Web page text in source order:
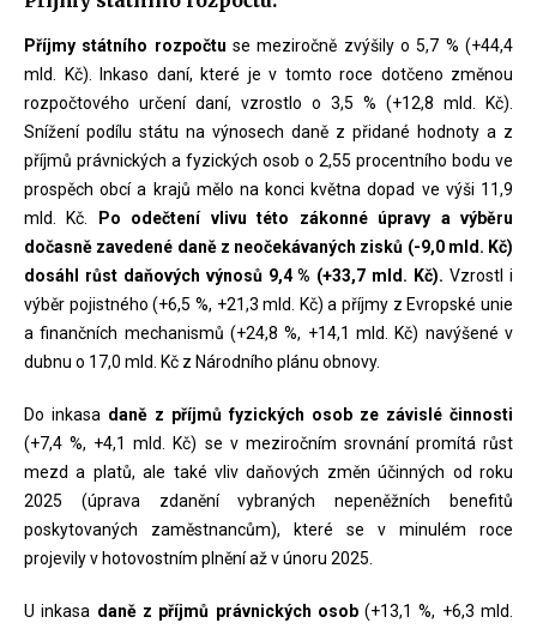
Příjmy státního rozpočtu se meziročně zvýšily o 5,7 % (+44,4
mld. Kč). Inkaso daní, které je v tomto roce dotčeno změnou
rozpočtového určení daní, vzrostlo o 3,5 % (+12,8 mld. Kč).
Snížení podílu státu na výnosech daně z přidané hodnoty a z
příjmů právnických a fyzických osob o 2,55 procentního bodu ve
prospěch obcí a krajů mělo na konci května dopad ve výši 11,9
mld. Kč.
Po odečtení vlivu této zákonné úpravy a výběru
dočasně zavedené daně z neočekávaných zisků (-9,0 mld. Kč)
dosáhl růst daňových výnosů 9,4 % (+33,7 mld. Kč). Vzrostl i
výběr pojistného (+6,5 %, +21,3 mld. Kč) a příjmy z Evropské unie
a finančních mechanismů (+24,8 %, +14,1 mld. Kč) navýšené v
dubnu o 17,0 mld. Kč z Národního plánu obnovy.
Do inkasa daně z příjmů fyzických osob ze závislé činnosti
(+7,4 %, +4,1 mld. Kč) se v meziročním srovnání promítá růst
mezd a platů, ale také vliv daňových změn účinných od roku
2025 (úprava zdanění vybraných nepeněžních benefitů
poskytovaných zaměstnancům), které se v minulém roce
projevily v hotovostním plnění až v únoru 2025.
U inkasa daně z příjmů právnických osob(+13,1 %, +6,3 mld.